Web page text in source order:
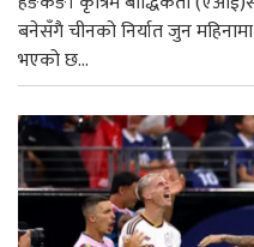
बनेसँगै चीनको निर्यात जुन
भएको छ...